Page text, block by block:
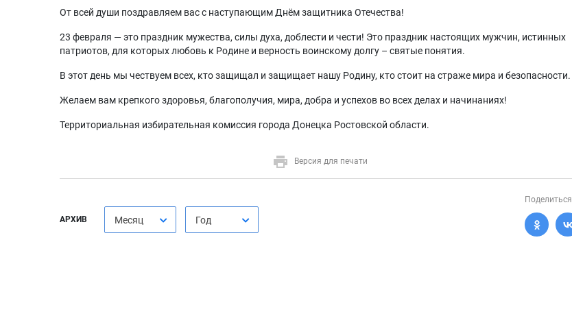
От всей души поздравляем вас с наступающим Днём защитника Отечества!
23 февраля — это праздник мужества, силы духа, доблести и чести! Это праздник настоящих мужчин, истинных
патриотов, для которых любовь к Родине и верность воинскому долгу – святые понятия.
В этот день мы чествуем всех, кто защищал и защищает нашу Родину, кто стоит на страже мира и безопасности.
Желаем вам крепкого здоровья, благополучия, мира, добра и успехов во всех делах и начинаниях!
Территориальная избирательная комиссия города Донецка Ростовской области.
Версия для печати
АРХИВ Месяц Год
Поделиться